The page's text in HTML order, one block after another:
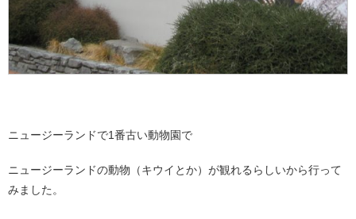
ニュージーランドで1番古い動物園で
ニュージーランドの動物（キウイとか）が観れるらしいから行って
みました。